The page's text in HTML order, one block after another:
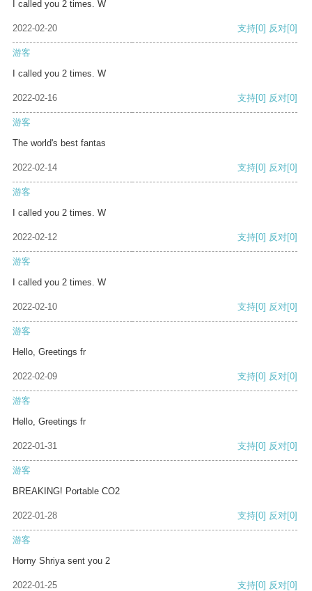
I called you 2 times. W
2022-02-20 支持[0] 反对[0]
游客
I called you 2 times. W
2022-02-16 支持[0] 反对[0]
游客
The world's best fantas
2022-02-14 支持[0] 反对[0]
游客
I called you 2 times. W
2022-02-12 支持[0] 反对[0]
游客
I called you 2 times. W
2022-02-10 支持[0] 反对[0]
游客
Hello, Greetings fr
2022-02-09 支持[0] 反对[0]
游客
Hello, Greetings fr
2022-01-31 支持[0] 反对[0]
游客
BREAKING! Portable CO2
2022-01-28 支持[0] 反对[0]
游客
Horny Shriya sent you 2
2022-01-25 支持[0] 反对[0]